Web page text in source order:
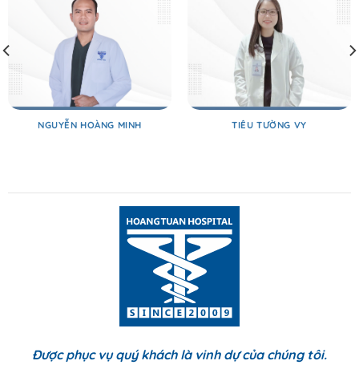
NGUYỄN HOÀNG MINH TIÊU TƯỜNG VY
Được phục vụ quý khách là vinh dự của chúng tôi.